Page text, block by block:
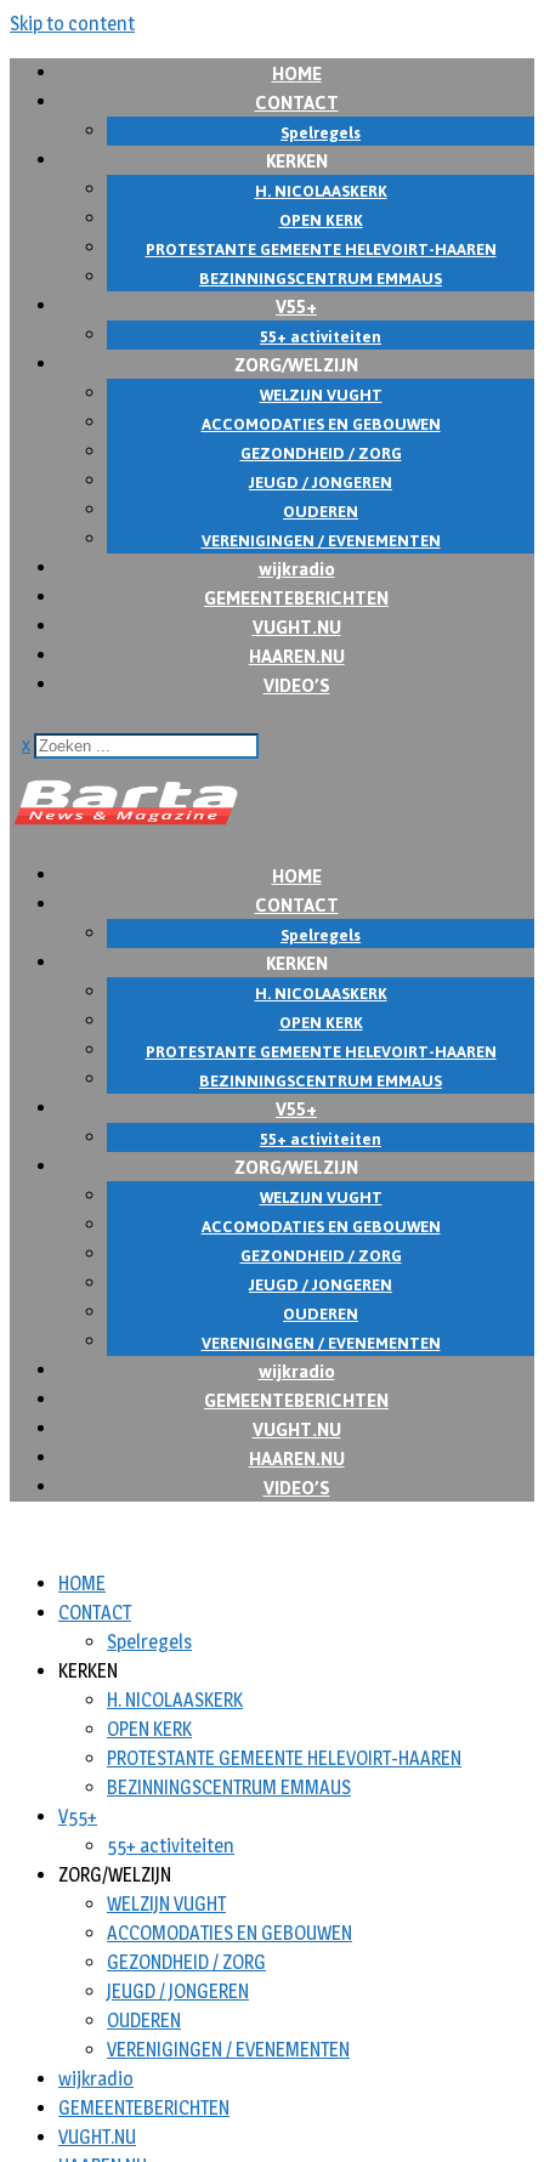
Skip to content
HOME
CONTACT
Spelregels
KERKEN
H. NICOLAASKERK
OPEN KERK
PROTESTANTE GEMEENTE HELEVOIRT-HAAREN
BEZINNINGSCENTRUM EMMAUS
V55+
55+ activiteiten
ZORG/WELZIJN
WELZIJN VUGHT
ACCOMODATIES EN GEBOUWEN
GEZONDHEID / ZORG
JEUGD / JONGEREN
OUDEREN
VERENIGINGEN / EVENEMENTEN
wijkradio
GEMEENTEBERICHTEN
VUGHT.NU
HAAREN.NU
VIDEO’S
x
HOME
CONTACT
Spelregels
KERKEN
H. NICOLAASKERK
OPEN KERK
PROTESTANTE GEMEENTE HELEVOIRT-HAAREN
BEZINNINGSCENTRUM EMMAUS
V55+
55+ activiteiten
ZORG/WELZIJN
WELZIJN VUGHT
ACCOMODATIES EN GEBOUWEN
GEZONDHEID / ZORG
JEUGD / JONGEREN
OUDEREN
VERENIGINGEN / EVENEMENTEN
wijkradio
GEMEENTEBERICHTEN
VUGHT.NU
HAAREN.NU
VIDEO’S
HOME
CONTACT
Spelregels
KERKEN
H. NICOLAASKERK
OPEN KERK
PROTESTANTE GEMEENTE HELEVOIRT-HAAREN
BEZINNINGSCENTRUM EMMAUS
V55+
55+ activiteiten
ZORG/WELZIJN
WELZIJN VUGHT
ACCOMODATIES EN GEBOUWEN
GEZONDHEID / ZORG
JEUGD / JONGEREN
OUDEREN
VERENIGINGEN / EVENEMENTEN
wijkradio
GEMEENTEBERICHTEN
VUGHT.NU